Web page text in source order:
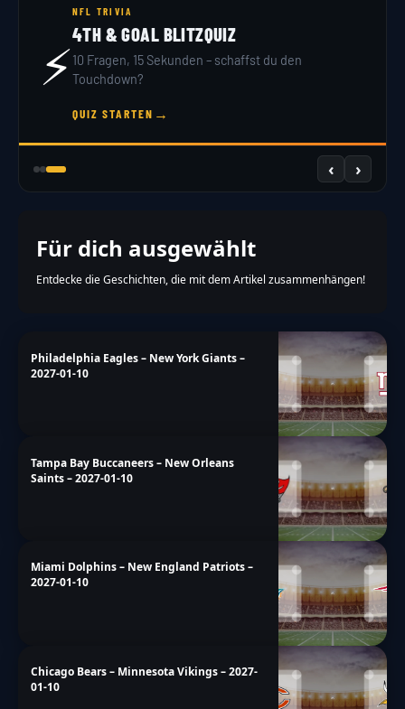
⚡
NFL TRIVIA
4TH & GOAL BLITZQUIZ
10 Fragen, 15 Sekunden – schaffst du den
Touchdown?
QUIZ STARTEN →
‹ ›
Für dich ausgewählt
Entdecke die Geschichten, die mit dem Artikel zusammenhängen!
Philadelphia Eagles – New York Giants –
2027-01-10
Tampa Bay Buccaneers – New Orleans
Saints – 2027-01-10
Miami Dolphins – New England Patriots –
2027-01-10
Chicago Bears – Minnesota Vikings – 2027-
01-10